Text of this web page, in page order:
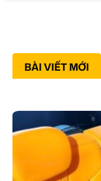
BÀI VIẾT MỚI